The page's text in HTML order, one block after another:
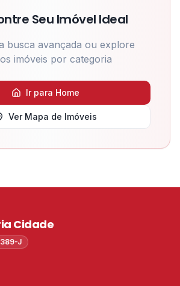
Seu Imóvel Ideal
busca avançada ou explore
imóveis por categoria
Ir para Home
Ver Mapa de Imóveis
Cidade
J